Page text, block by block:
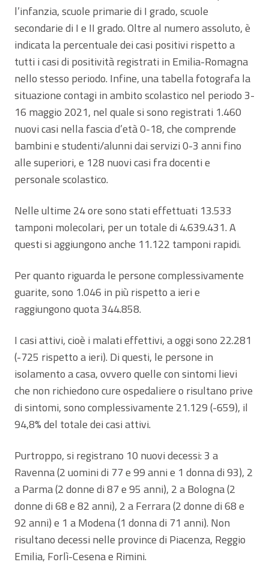
l’infanzia, scuole primarie di I grado, scuole
secondarie di I e II grado. Oltre al numero assoluto, è
indicata la percentuale dei casi positivi rispetto a
tutti i casi di positività registrati in Emilia-Romagna
nello stesso periodo. Infine, una tabella fotografa la
situazione contagi in ambito scolastico nel periodo 3-
16 maggio 2021, nel quale si sono registrati 1.460
nuovi casi nella fascia d’età 0-18, che comprende
bambini e studenti/alunni dai servizi 0-3 anni fino
alle superiori, e 128 nuovi casi fra docenti e
personale scolastico.
Nelle ultime 24 ore sono stati effettuati 13.533
tamponi molecolari, per un totale di 4.639.431. A
questi si aggiungono anche 11.122 tamponi rapidi.
Per quanto riguarda le persone complessivamente
guarite, sono 1.046 in più rispetto a ieri e
raggiungono quota 344.858.
I casi attivi, cioè i malati effettivi, a oggi sono 22.281
(-725 rispetto a ieri). Di questi, le persone in
isolamento a casa, ovvero quelle con sintomi lievi
che non richiedono cure ospedaliere o risultano prive
di sintomi, sono complessivamente 21.129 (-659), il
94,8% del totale dei casi attivi.
Purtroppo, si registrano 10 nuovi decessi: 3 a
Ravenna (2 uomini di 77 e 99 anni e 1 donna di 93), 2
a Parma (2 donne di 87 e 95 anni), 2 a Bologna (2
donne di 68 e 82 anni), 2 a Ferrara (2 donne di 68 e
92 anni) e 1 a Modena (1 donna di 71 anni). Non
risultano decessi nelle province di Piacenza, Reggio
Emilia, Forlì-Cesena e Rimini.